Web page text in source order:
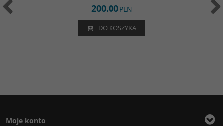
200.00PLN
DO KOSZYKA
Moje konto